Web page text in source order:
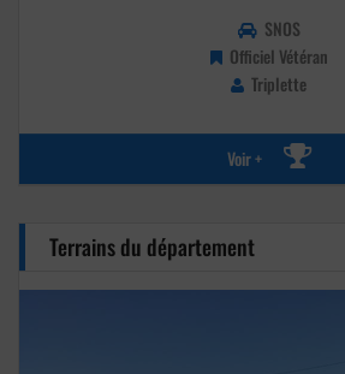
SNOS
Officiel Vétéran
Triplette
Voir +
Terrains du département